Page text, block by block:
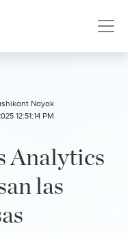
Nayak
12:51:14 PM
Analytics
las